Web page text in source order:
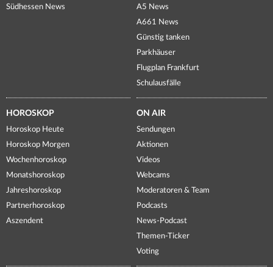
Südhessen News
A5 News
A661 News
Günstig tanken
Parkhäuser
Flugplan Frankfurt
Schulausfälle
HOROSKOP
Horoskop Heute
Horoskop Morgen
Wochenhoroskop
Monatshoroskop
Jahreshoroskop
Partnerhoroskop
Aszendent
ON AIR
Sendungen
Aktionen
Videos
Webcams
Moderatoren & Team
Podcasts
News-Podcast
Themen-Ticker
Voting